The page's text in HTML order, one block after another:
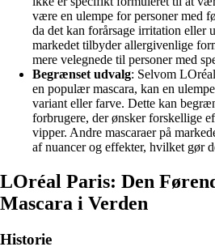
være en ulempe for personer med
da det kan forårsage irritation eller
markedet tilbyder allergivenlige
mere velegnede til personer med
Begrænset udvalg: Selvom
en populær mascara, kan en
variant eller farve. Dette kan
forbrugere, der ønsker forskellige
vipper. Andre mascaraer på
af nuancer og effekter, hvilket gør
LOréal Paris: Den
Mascara i Verden
Historie